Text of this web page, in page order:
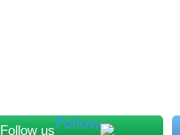
Follow us